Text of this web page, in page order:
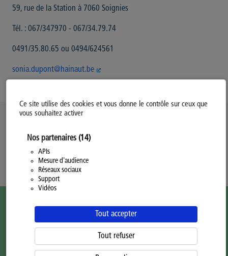
Ce site utilise des cookies et vous donne le contrôle sur ceux que
vous souhaitez activer
Nos partenaires (14)
APIs
Mesure d'audience
Réseaux sociaux
Support
Vidéos
Tout accepter
Tout refuser
59, rue de la Station à 7060 Soignies
Tél. : 067/347970 - 067/34.79.74
0491/35.80.65 ou 0494/624561
sonia.dupont@hainaut.be
Modifiez votre consentement
Politique Générale de Confidentialité